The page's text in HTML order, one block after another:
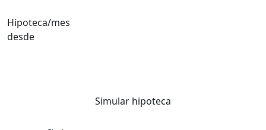
Hipoteca/mes
desde
Simular hipoteca